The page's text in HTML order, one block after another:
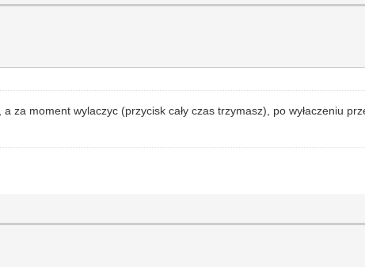
za moment wylaczyc (przycisk cały czas trzymasz), po wyłaczeniu